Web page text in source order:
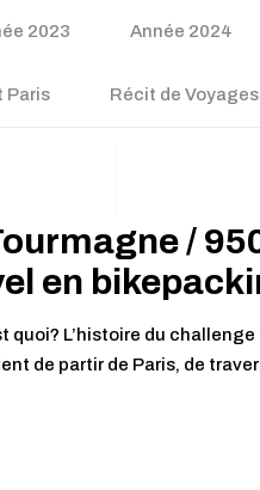
2023 Année 2024
Paris Récit de Voyages
/
en
quoi? L’histoire du
de partir de Paris, de